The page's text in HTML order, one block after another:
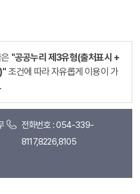
"공공누리 제3유형(출처표시 +
조건에 따라 자유롭게 이용이 가
전화번호 : 054-339-
8117,8226,8105